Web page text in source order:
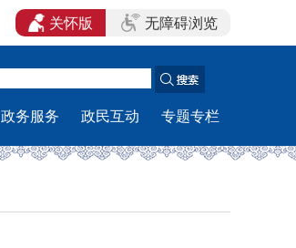
政务服务 政民互动 专题专栏
关怀版 无障碍浏览